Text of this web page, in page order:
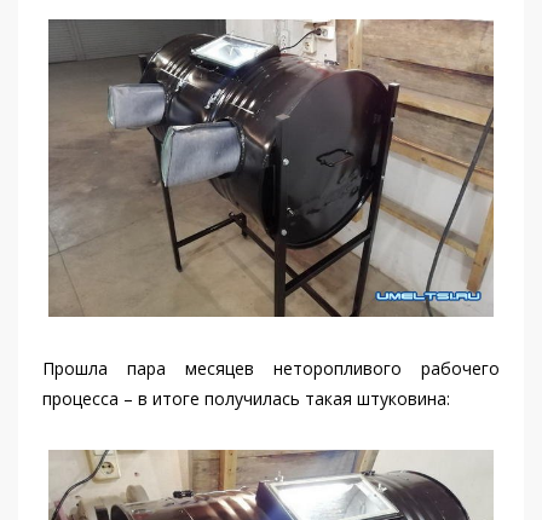
Прошла пара месяцев неторопливого рабочего
процесса – в итоге получилась такая штуковина: